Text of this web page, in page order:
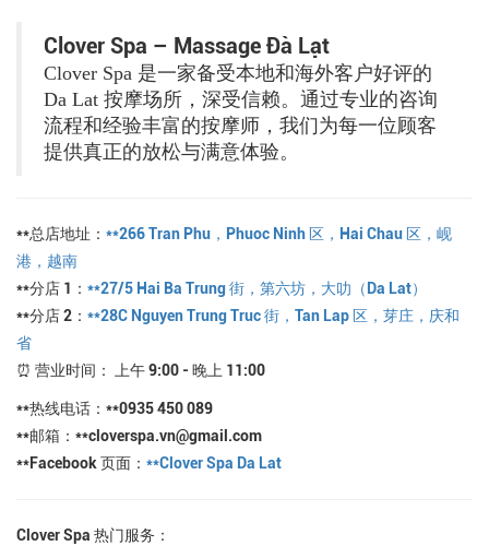
Clover Spa – Massage Đà Lạt
Clover Spa 是一家备受本地和海外客户好评的
Da Lat 按摩场所，深受信赖。通过专业的咨询
流程和经验丰富的按摩师，我们为每一位顾客
提供真正的放松与满意体验。
**总店地址： **266 Tran Phu，Phuoc Ninh 区，Hai Chau 区，岘
港，越南
**分店 1： **27/5 Hai Ba Trung 街，第六坊，大叻（Da Lat）
**分店 2： **28C Nguyen Trung Truc 街，Tan Lap 区，芽庄，庆和
省
⏰ 营业时间： 上午 9:00 - 晚上 11:00
**热线电话：**0935 450 089
**邮箱：**cloverspa.vn@gmail.com
**Facebook 页面： **Clover Spa Da Lat
Clover Spa 热门服务：